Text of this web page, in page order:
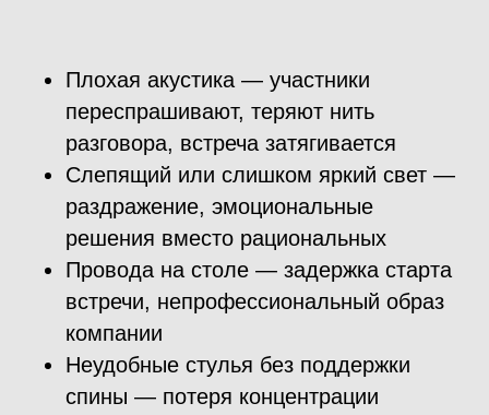
Плохая акустика — участники
переспрашивают, теряют нить
разговора, встреча затягивается
Слепящий или слишком яркий свет —
раздражение, эмоциональные
решения вместо рациональных
Провода на столе — задержка старта
встречи, непрофессиональный образ
компании
Неудобные стулья без поддержки
спины — потеря концентрации